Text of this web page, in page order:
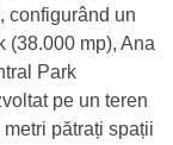
configurând un
(38.000 mp), Ana
Park
pe un teren
pătrați spații